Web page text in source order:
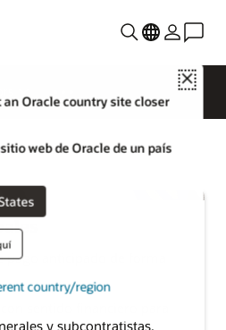
Close
Oracle country site closer
web de Oracle de un país
country/region
pago anticipado de forma
y subcontratistas.